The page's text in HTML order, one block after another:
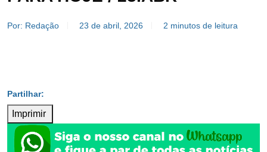
Por: Redação 23 de abril, 2026 2 minutos de leitura
Imprimir